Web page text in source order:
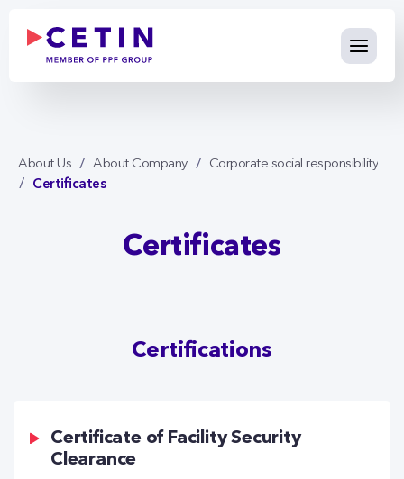
About Us About Company Corporate social responsibility
Certificates
Certificates
Certifications
Certificate of Facility Security
Clearance